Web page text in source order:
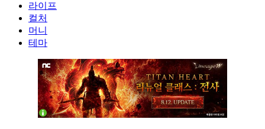
라이프
컬처
머니
테마